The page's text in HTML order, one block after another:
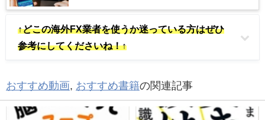
↑どこの海外FX業者を使うか迷っている方はぜひ
参考にしてくださいね！↑
おすすめ動画, おすすめ書籍の関連記事